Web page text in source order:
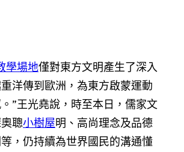
學場地僅對東方文明產生了深入
洋傳到歐洲，為東方啟蒙運動
”王光堯說，時至本日，儒家文
聰小樹屋明、高尚理念及品德
，仍持續為世界國民的溝通懂